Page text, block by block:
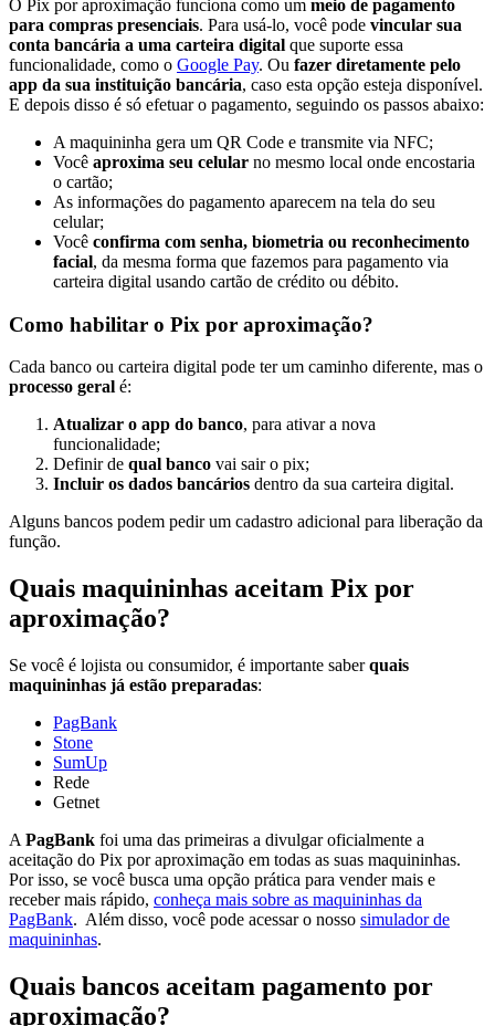
O Pix por aproximação funciona como um meio de pagamento
para compras presenciais. Para usá-lo, você pode vincular sua
conta bancária a uma carteira digital que suporte essa
funcionalidade, como o Google Pay. Ou fazer diretamente pelo
app da sua instituição bancária, caso esta opção esteja disponível.
E depois disso é só efetuar o pagamento, seguindo os passos abaixo:
A maquininha gera um QR Code e transmite via NFC;
Você aproxima seu celular no mesmo local onde encostaria
o cartão;
As informações do pagamento aparecem na tela do seu
celular;
Você confirma com senha, biometria ou reconhecimento
facial, da mesma forma que fazemos para pagamento via
carteira digital usando cartão de crédito ou débito.
Como habilitar o Pix por aproximação?
Cada banco ou carteira digital pode ter um caminho diferente, mas o
processo geral é:
Atualizar o app do banco, para ativar a nova
funcionalidade;
Definir de qual banco vai sair o pix;
Incluir os dados bancários dentro da sua carteira digital.
Alguns bancos podem pedir um cadastro adicional para liberação da
função.
Quais maquininhas aceitam Pix por
aproximação?
Se você é lojista ou consumidor, é importante saberquais
maquininhas já estão preparadas:
PagBank
Stone
SumUp
Rede
Getnet
A PagBank foi uma das primeiras a divulgar oficialmente a
aceitação do Pix por aproximação em todas as suas maquininhas.
Por isso, se você busca uma opção prática para vender mais e
receber mais rápido, conheça mais sobre as maquininhas da
PagBank. Além disso, você pode acessar o nosso simulador de
maquininhas.
Quais bancos aceitam pagamento por
aproximação?